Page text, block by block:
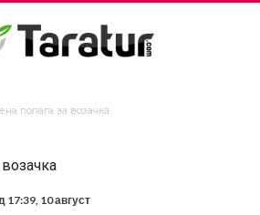
полага за возачка
17:39, 10 август